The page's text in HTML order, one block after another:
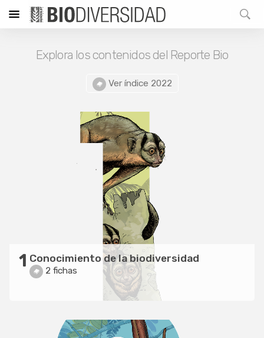
Explora los contenidos del Reporte Bio
Ver índice 2022
1 Conocimiento de la biodiversidad
2 fichas